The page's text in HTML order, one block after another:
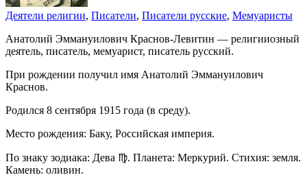
Деятели религии, Писатели, Писатели русские, Мемуаристы
Анатолий Эммануилович Краснов-Левитин — религииозный
деятель, писатель, мемуарист, писатель русский.
При рождении получил имя Анатолий Эммануилович
Краснов.
Родился 8 сентября 1915 года (в среду).
Место рождения: Баку, Российская империя.
По знаку зодиака: Дева ♍. Планета: Меркурий. Стихия: земля.
Камень: оливин.